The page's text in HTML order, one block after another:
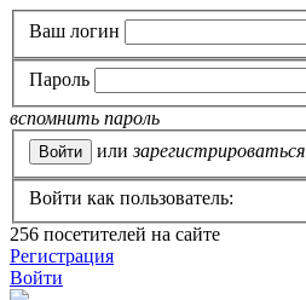
Ваш логин
Пароль
вспомнить пароль
или зарегистрироваться
Войти как пользователь:
256 посетителей на сайте
Регистрация
Войти